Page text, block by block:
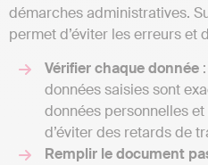
démarches administratives.
permet d’éviter les erreurs et
Vérifier chaque donnée
données saisies sont
données personnelles et
d’éviter des retards de
Remplir le document